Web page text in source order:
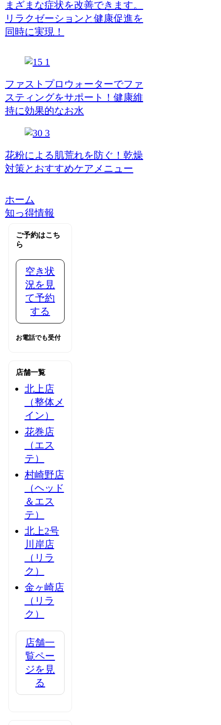
まざまな症状を改善できます。
リラクゼーションと健康促進を
同時に実現！
ファストプロウォーターでファ
スティングをサポート！健康維
持に効果的なお水
花粉による肌荒れを防ぐ！乾燥
対策とおすすめケアメニュー
ホーム
知っ得情報
ご予約はこち
ら
空き状
況を見
て予約
する
お電話でも受付
店舗一覧
北上店
（整体メ
イン）
花巻店
（エス
テ）
村崎野店
（ヘッド
＆エス
テ）
北上2号
川岸店
（リラ
ク）
金ヶ崎店
（リラ
ク）
店舗一
覧ペー
ジを見
る